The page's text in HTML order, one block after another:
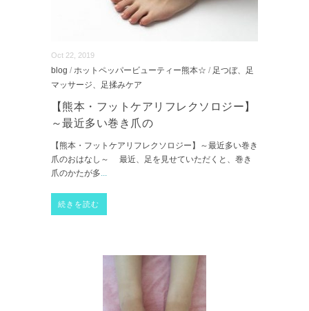
Oct 22, 2019
blog / ホットペッパービューティー熊本☆ / 足つぼ、足
マッサージ、足揉みケア
【熊本・フットケアリフレクソロジー】
～最近多い巻き爪の
【熊本・フットケアリフレクソロジー】～最近多い巻き
爪のおはなし～ 最近、足を見せていただくと、巻き
爪のかたが多...
続きを読む